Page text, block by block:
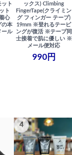
ト
ト
心
本
ル
ックス) Climbing
FingerTape(クライミン
グ フィンガー テープ)
19mm ※登れるテーピ
ングが復活 ※テープ同
士接着で肌に優しい ※
メール便対応
990円
4